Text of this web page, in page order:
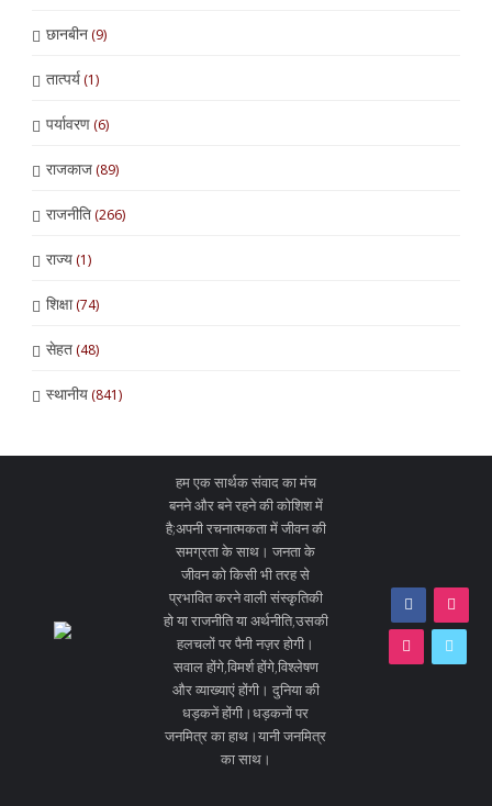
छानबीन(9)
तात्पर्य(1)
पर्यावरण(6)
राजकाज(89)
राजनीति(266)
राज्य(1)
शिक्षा(74)
सेहत(48)
स्थानीय(841)
हम एक सार्थक संवाद का मंच
बनने और बने रहने की कोशिश में
है;अपनी रचनात्मकता में जीवन की
समग्रता के साथ। जनता के
जीवन को किसी भी तरह से
प्रभावित करने वाली संस्कृतिकी
हो या राजनीति या अर्थनीति,उसकी
हलचलों पर पैनी नज़र होगी।
सवाल होंगे,विमर्श होंगे,विश्लेषण
और व्याख्याएं होंगी। दुनिया की
धड़कनें होंगी।धड़कनों पर
जनमित्र का हाथ।यानी जनमित्र
का साथ।